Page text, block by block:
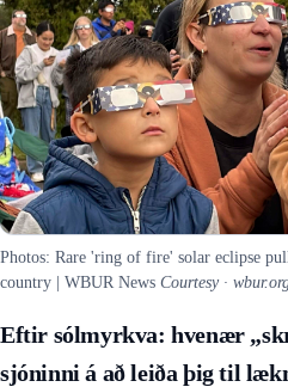
Photos: Rare 'ring of fire' solar eclipse
country | WBUR News Courtesy ·
Eftir sólmyrkva: hvenær
sjóninni á að leiða þig til